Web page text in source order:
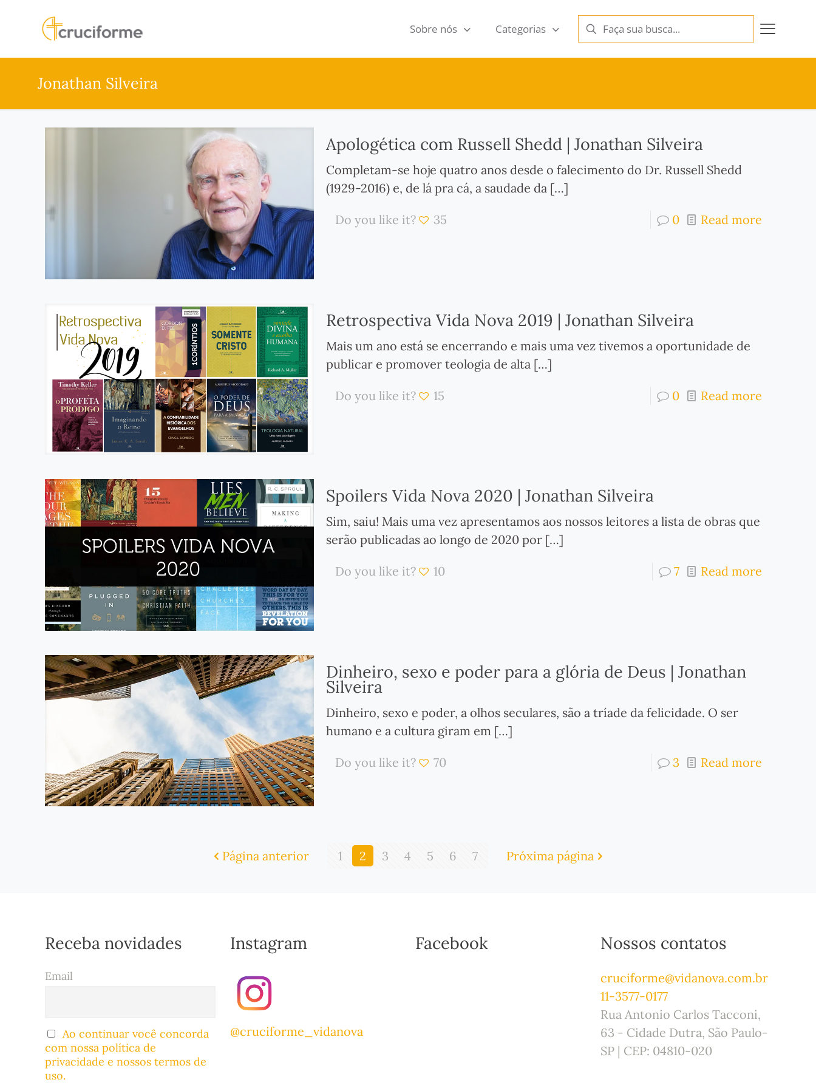
Sobre nós Categorias
Jonathan Silveira
Apologética com Russell Shedd | Jonathan Silveira
Completam-se hoje quatro anos desde o falecimento do Dr. Russell Shedd
(1929-2016) e, de lá pra cá, a saudade da[…]
Do you like it? 35 0 Read more
Retrospectiva Vida Nova 2019 | Jonathan Silveira
Mais um ano está se encerrando e mais uma vez tivemos a oportunidade de
publicar e promover teologia de alta […]
Do you like it? 15 0 Read more
Spoilers Vida Nova 2020 | Jonathan Silveira
Sim, saiu! Mais uma vez apresentamos aos nossos leitores a lista de obras que
serão publicadas ao longo de 2020 por[…]
Do you like it? 10 7 Read more
Dinheiro, sexo e poder para a glória de Deus | Jonathan
Silveira
Dinheiro, sexo e poder, a olhos seculares, são a tríade da felicidade. O ser
humano e a cultura giram em […]
Do you like it? 70 3 Read more
Página anterior 1 2 3 4 5 6 7 Próxima página
Receba novidades
Email
Ao continuar você concorda
com nossa política de
privacidade e nossos termos de
uso.
Instagram
@cruciforme_vidanova
Facebook Nossos contatos
cruciforme@vidanova.com.br
11-3577-0177
Rua Antonio Carlos Tacconi,
63 - Cidade Dutra, São Paulo-
SP | CEP: 04810-020